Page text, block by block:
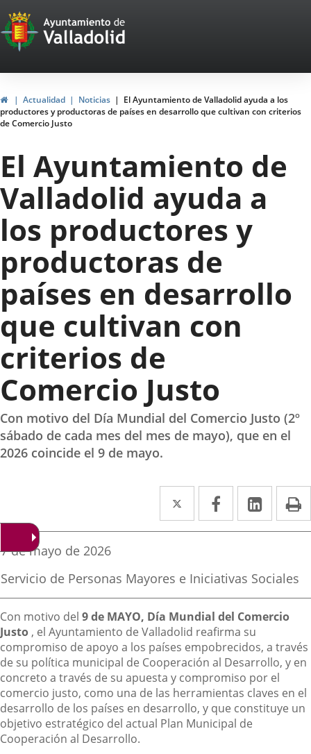
Portal
Web
del
Ayuntamiento
de
Valladolid
InicioActualidad Noticias
El Ayuntamiento de Valladolid ayuda a los
productores y productoras de países en desarrollo que cultivan con criterios
de Comercio Justo
El Ayuntamiento de
Valladolid ayuda a
los productores y
productoras de
países en desarrollo
que cultivan con
criterios de
Comercio Justo
Con motivo del Día Mundial del Comercio Justo (2º
sábado de cada mes del mes de mayo), que en el
2026 coincide el 9 de mayo.
Twitter
Enlace
a
aplicación
externa.
Facebook
Enlace
a
aplicación
externa.
Enlace
a
Fecha
la
noticia
7 de mayo de 2026
Fuente
la
noticia
Servicio de Personas Mayores e Iniciativas Sociales
Descripción
Con motivo del 9 de MAYO, Día Mundial del Comercio
Justo , el Ayuntamiento de Valladolid reafirma su
compromiso de apoyo a los países empobrecidos, a través
de su política municipal de Cooperación al Desarrollo, y en
concreto a través de su apuesta y compromiso por el
comercio justo, como una de las herramientas claves en el
desarrollo de los países en desarrollo, y que constituye un
objetivo estratégico del actual Plan Municipal de
Cooperación al Desarrollo.